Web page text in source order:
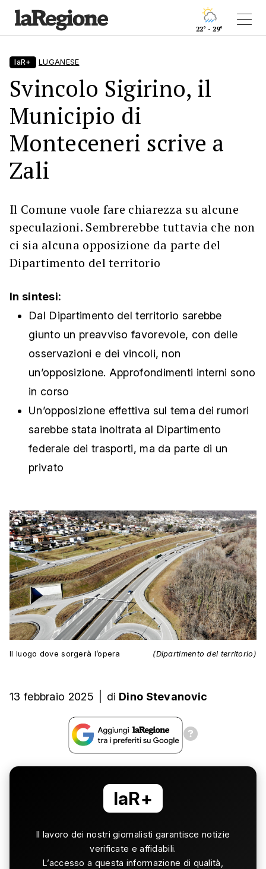
22° - 29°
laR+ LUGANESE
Svincolo Sigirino, il
Municipio di
Monteceneri scrive a
Zali
Il Comune vuole fare chiarezza su alcune
speculazioni. Sembrerebbe tuttavia che non
ci sia alcuna opposizione da parte del
Dipartimento del territorio
In sintesi:
Dal Dipartimento del territorio sarebbe
giunto un preavviso favorevole, con delle
osservazioni e dei vincoli, non
un’opposizione. Approfondimenti interni sono
in corso
Un’opposizione effettiva sul tema dei rumori
sarebbe stata inoltrata al Dipartimento
federale dei trasporti, ma da parte di un
privato
Il luogo dove sorgerà l’opera (Dipartimento del territorio)
13 febbraio 2025 di Dino Stevanovic
laR+
Il lavoro dei nostri giornalisti garantisce notizie
verificate e affidabili.
L’accesso a questa informazione di qualità,